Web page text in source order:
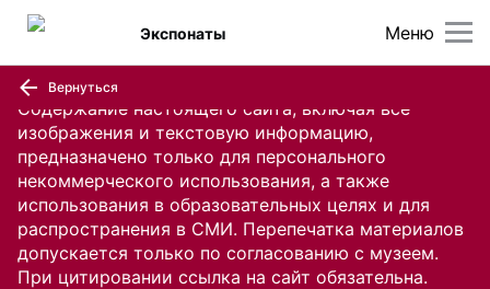
Содержание настоящего сайта, включая все
изображения и текстовую информацию,
предназначено только для персонального
некоммерческого использования, а также
использования в образовательных целях и для
распространения в СМИ. Перепечатка материалов
допускается только по согласованию с музеем.
При цитировании ссылка на сайт обязательна.
Меню
Экспонаты
Вернуться